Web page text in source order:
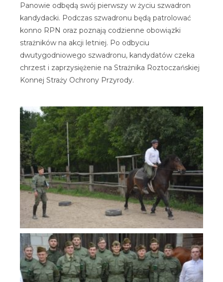
Panowie odbędą swój pierwszy w życiu szwadron
kandydacki. Podczas szwadronu będą patrolować
konno RPN oraz poznają codzienne obowiązki
strażników na akcji letniej. Po odbyciu
dwutygodniowego szwadronu, kandydatów czeka
chrzest i zaprzysiężenie na Strażnika Roztoczańskiej
Konnej Straży Ochrony Przyrody.